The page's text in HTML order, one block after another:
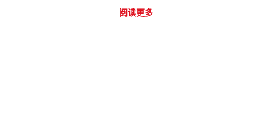
阅读更多